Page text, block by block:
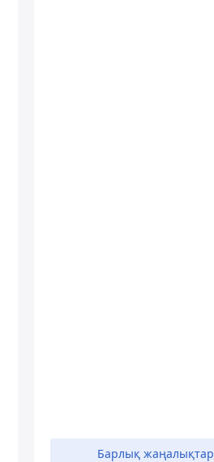
Барлық жаңалықтар